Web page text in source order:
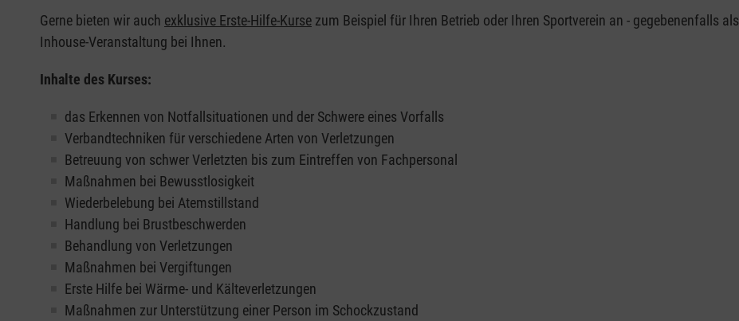
Gerne bieten wir auch exklusive Erste-Hilfe-Kurse zum Beispiel für Ihren Betrieb oder Ihren Sportverein an - gegebenenfalls als
Inhouse-Veranstaltung bei Ihnen.
Inhalte des Kurses:
das Erkennen von Notfallsituationen und der Schwere eines Vorfalls
Verbandtechniken für verschiedene Arten von Verletzungen
Betreuung von schwer Verletzten bis zum Eintreffen von Fachpersonal
Maßnahmen bei Bewusstlosigkeit
Wiederbelebung bei Atemstillstand
Handlung bei Brustbeschwerden
Behandlung von Verletzungen
Maßnahmen bei Vergiftungen
Erste Hilfe bei Wärme- und Kälteverletzungen
Maßnahmen zur Unterstützung einer Person im Schockzustand